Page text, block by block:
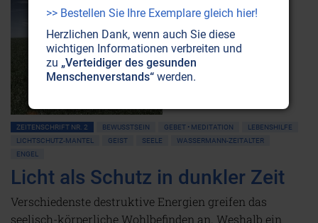
ZEITENSCHRIFT NR. 2 BEWUSSTSEIN GEBET • MEDITATION
LEBENSHILFE
LICHTSCHUTZ-MANTEL
GEIST SEELE
WASSERMANN-ZEITALTER
ENGEL
Licht als Schutz in dunkler Zeit
Verschiedenste destruktive Energien greifen das
seelisch-körperliche Wohlbefinden an. Weshalb ein
>> Bestellen Sie Ihre Exemplare gleich hier!
Herzlichen Dank, wenn auch Sie diese
wichtigen Informationen verbreiten und
zu „Verteidiger des gesunden
Menschenverstands“ werden.